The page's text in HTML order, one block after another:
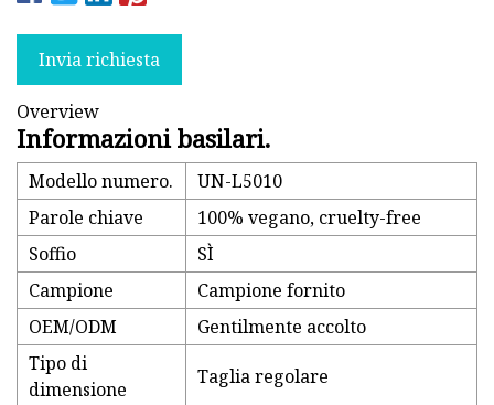
Invia richiesta
Overview
Informazioni basilari.
Modello numero.
UN-L5010
Parole chiave
100% vegano, cruelty-free
Soffio
SÌ
Campione
Campione fornito
OEM/ODM
Gentilmente accolto
Tipo di
dimensione
Taglia regolare